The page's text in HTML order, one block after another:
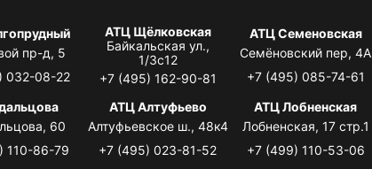
пр-д, 5
032-08-22
АТЦ Щёлковская
Байкальская ул.,
1/3с12
+7 (495) 162-90-81
АТЦ Семеновская
Семёновский пер, 4А
+7 (495) 085-74-61
60
110-86-79
АТЦ Алтуфьево
Алтуфьевское ш., 48к4
+7 (495) 023-81-52
АТЦ Лобненская
Лобненская, 17 стр.1
+7 (499) 110-53-06